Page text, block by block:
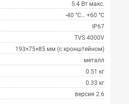
5.4 Вт макс.
-40 °C… +60 °C
IP67
TVS 4000V
193×75×85 мм (с кронштейном)
металл
0.51 кг
0.33 кг
версия 2.6